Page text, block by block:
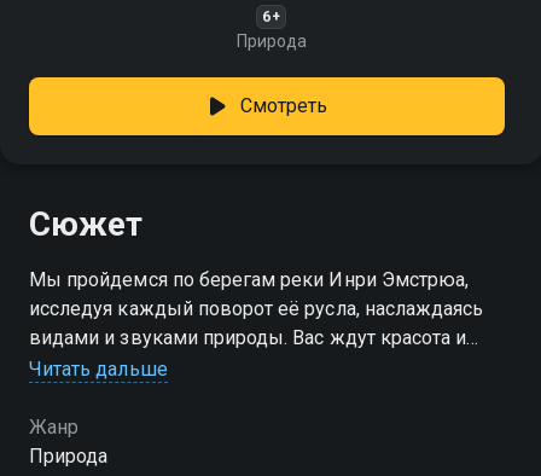
6+
Природа
Смотреть
Сюжет
Мы пройдемся по берегам реки Инри Эмстрюа,
исследуя каждый поворот её русла, наслаждаясь
видами и звуками природы. Вас ждут красота и
спокойствие!
Посмотреть онлайн 1 сезон сериала Река Инри
Эмстрюа вы можете совершенно бесплатно в
Читать дальше
Жанр
Природа